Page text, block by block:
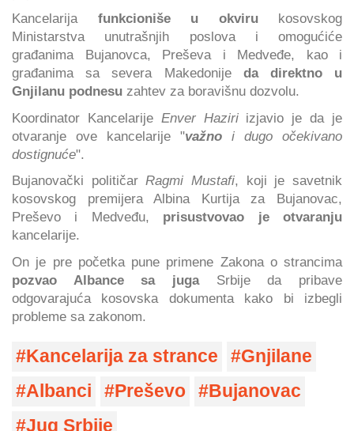
Kancelarija funkcioniše u okvirukosovskog
Ministarstva unutrašnjih poslova i omogućiće
građanima Bujanovca, Preševa i Medveđe, kao i
građanima sa severa Makedonije da direktno u
Gnjilanu podnesu zahtev za boravišnu dozvolu.
Koordinator Kancelarije Enver Haziriizjavio je da je
otvaranje ove kancelarije "važno i dugo očekivano
dostignuće".
Bujanovački političarRagmi Mustafi, koji je savetnik
kosovskog premijera Albina Kurtija za Bujanovac,
Preševo i Medveđu, prisustvovao je otvaranju
kancelarije.
On je pre početka pune primene Zakona o strancima
pozvao Albance sa jugaSrbije da pribave
odgovarajuća kosovska dokumenta kako bi izbegli
probleme sa zakonom.
Kancelarija za strance
Gnjilane
Albanci
Preševo
Bujanovac
Jug Srbije